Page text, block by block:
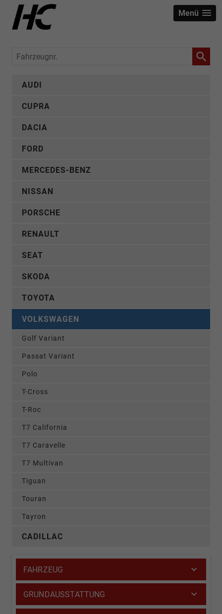
Menü
Fahrzeugnr.
AUDI
CUPRA
DACIA
FORD
MERCEDES-BENZ
NISSAN
PORSCHE
RENAULT
SEAT
SKODA
TOYOTA
VOLKSWAGEN
Golf Variant
Passat Variant
Polo
T-Cross
T-Roc
T7 California
T7 Caravelle
T7 Multivan
Tiguan
Touran
Tayron
CADILLAC
FAHRZEUG
GRUNDAUSSTATTUNG